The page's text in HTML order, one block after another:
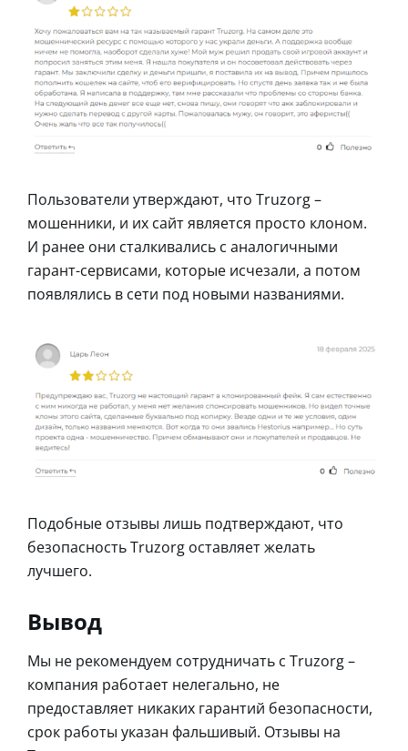
Пользователи утверждают, что Truzorg –
мошенники, и их сайт является просто клоном.
И ранее они сталкивались с аналогичными
гарант-сервисами, которые исчезали, а потом
появлялись в сети под новыми названиями.
Подобные отзывы лишь подтверждают, что
безопасность Truzorg оставляет желать
лучшего.
Вывод
Мы не рекомендуем сотрудничать с Truzorg –
компания работает нелегально, не
предоставляет никаких гарантий безопасности,
срок работы указан фальшивый. Отзывы на